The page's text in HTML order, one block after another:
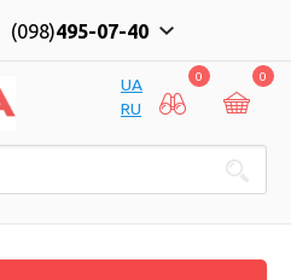
(098)495-07-40
UA
RU
0 0